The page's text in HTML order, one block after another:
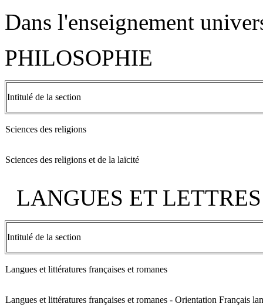
Dans l'enseignement
PHILOSOPHIE
Intitulé de la section
Sciences des religions
Sciences des religions et de la laïcité
LANGUES ET LETTRES
Intitulé de la section
Langues et littératures françaises et romanes
Langues et littératures françaises et romanes - Orientation Français